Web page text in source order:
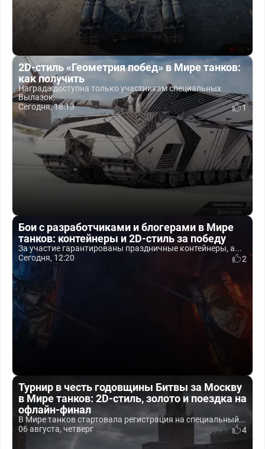
2D-стиль «Геометрия побед» в Мире танков:
как получить
Награда доступна только участникам специальных
Вылазок,...
Сегодня, 18:13
1
Бои с разработчиками и блогерами в Мире
танков: контейнеры и 2D-стиль за победу
За участие гарантированы праздничные контейнеры, а...
Сегодня, 12:20
2
Турнир в честь годовщины Битвы за Москву
в Мире танков: 2D-стиль, золото и поездка на
офлайн-финал
В Мире танков стартовала регистрация на специальный...
06 августа, четверг
4